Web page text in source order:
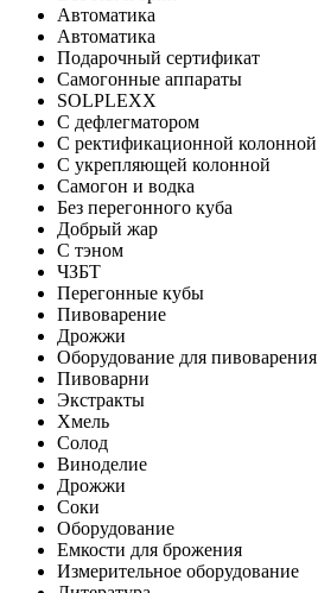
Автоматика
Автоматика
Подарочный сертификат
Самогонные аппараты
SOLPLEXX
С дефлегматором
С ректификационной колонной
С укрепляющей колонной
Самогон и водка
Без перегонного куба
Добрый жар
С тэном
ЧЗБТ
Перегонные кубы
Пивоварение
Дрожжи
Оборудование для пивоварения
Пивоварни
Экстракты
Хмель
Солод
Виноделие
Дрожжи
Соки
Оборудование
Емкости для брожения
Измерительное оборудование